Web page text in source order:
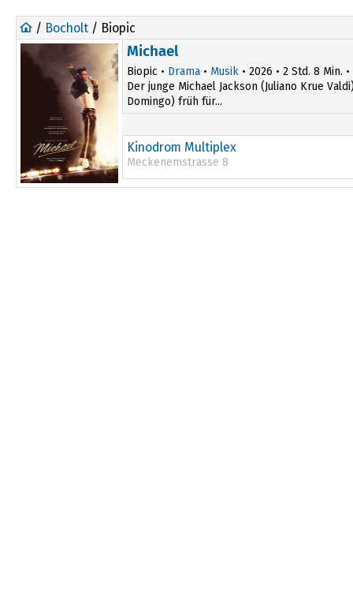
/ Bocholt / Biopic
Michael
Biopic • Drama • Musik • 2026 • 2 Std. 8 Min.
Der junge Michael Jackson (Juliano Krue
Domingo) früh für...
Kinodrom Multiplex
Meckenemstrasse 8